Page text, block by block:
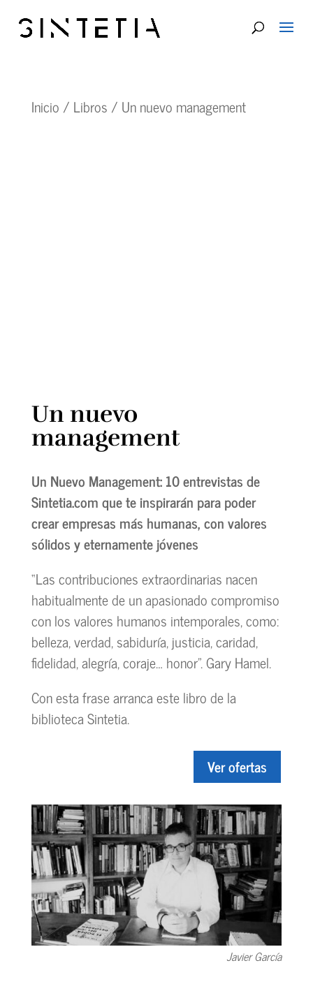
Inicio / Libros / Un nuevo management
Un nuevo
management
Un Nuevo Management: 10 entrevistas de
Sintetia.com que te inspirarán para poder
crear empresas más humanas, con valores
sólidos y eternamente jóvenes
“Las contribuciones extraordinarias nacen
habitualmente de un apasionado compromiso
con los valores humanos intemporales, como:
belleza, verdad, sabiduría, justicia, caridad,
fidelidad, alegría, coraje… honor”. Gary Hamel.
Con esta frase arranca este libro de la
biblioteca Sintetia.
Ver ofertas
Javier García